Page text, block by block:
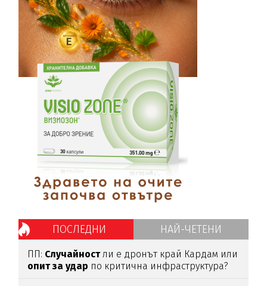
ПОСЛЕДНИ НАЙ-ЧЕТЕНИ
ПП: Случайностли е дронът край Кардам или
опит за удар по критична инфраструктура?